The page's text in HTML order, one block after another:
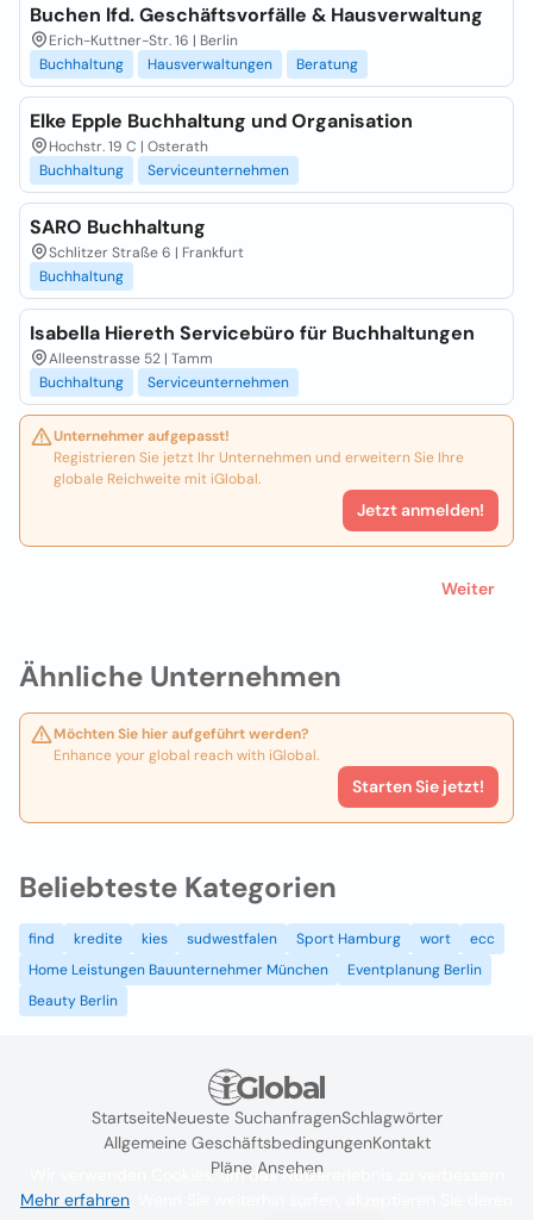
Ähnliche Unternehmen
Möchten Sie hier aufgeführt werden?
Enhance your global reach with iGlobal.
Starten Sie jetzt!
Buchen lfd. Geschäftsvorfälle & Hausverwaltung
Erich-Kuttner-Str. 16 | Berlin
Buchhaltung
Hausverwaltungen Beratung
Elke Epple Buchhaltung und Organisation
Hochstr. 19 C | Osterath
Buchhaltung
Serviceunternehmen
SARO Buchhaltung
Schlitzer Straße 6 | Frankfurt
Buchhaltung
Isabella Hiereth Servicebüro für Buchhaltungen
Alleenstrasse 52 | Tamm
Buchhaltung
Serviceunternehmen
Unternehmer aufgepasst!
Registrieren Sie jetzt Ihr Unternehmen und erweitern Sie Ihre
globale Reichweite mit iGlobal.
Jetzt anmelden!
Weiter
Beliebteste Kategorien
find kredite kies sudwestfalen Sport Hamburg wort
ecc
Home Leistungen Bauunternehmer München
Eventplanung Berlin
Beauty Berlin
StartseiteNeueste SuchanfragenSchlagwörter
Allgemeine GeschäftsbedingungenKontakt
Pläne Ansehen
Wir verwenden Cookies, um das Nutzererlebnis zu verbessern
Mehr erfahren